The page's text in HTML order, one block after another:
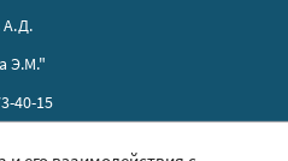
А.Д.
Э.М."
40-15